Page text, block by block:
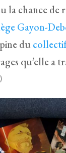
la chance
Gayon-
du
qu’elle a